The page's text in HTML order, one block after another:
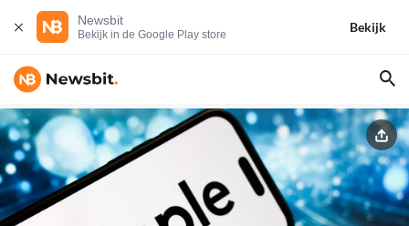
Newsbit
Bekijk in de Google Play store
Bekijk